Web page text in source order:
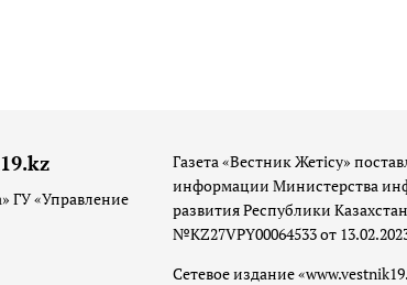
ГУ «Управление
Газета «Вестник Жетісу»
информации Министерства
развития Республики
№KZ27VPY00064533 от
Сетевое издание